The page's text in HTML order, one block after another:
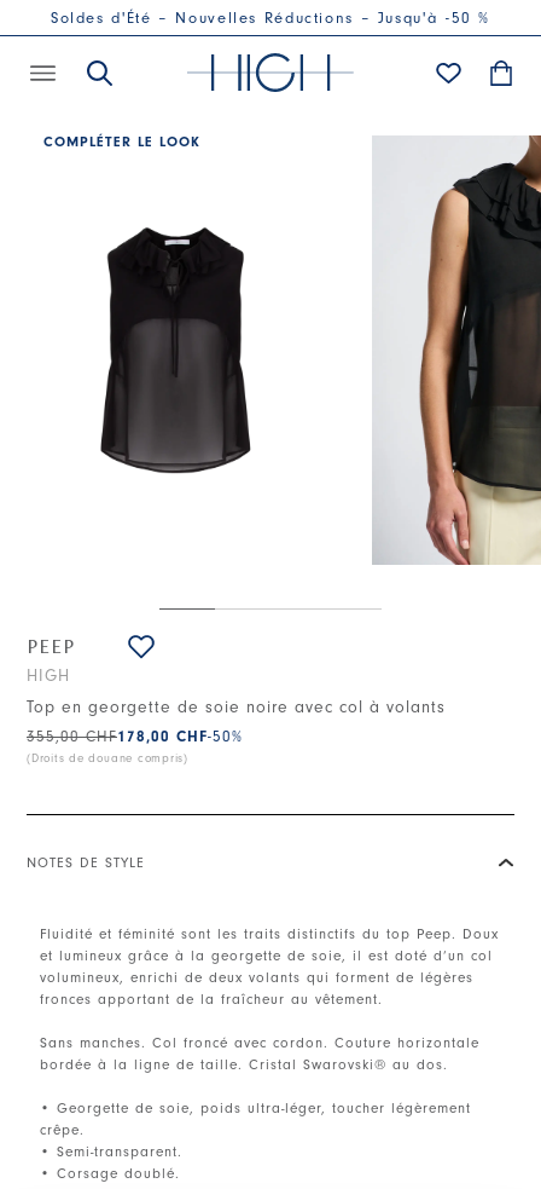
Soldes d'Été – Nouvelles Réductions – Jusqu'à -50 %
COMPLÉTER LE LOOK
PEEP
HIGH
Top en georgette de soie noire avec col à volants
178,00 CHF
355,00 CHF -50%
(Droits de douane compris)
NOTES DE STYLE
Fluidité et féminité sont les traits distinctifs du top Peep. Doux
et lumineux grâce à la georgette de soie, il est doté d’un col
volumineux, enrichi de deux volants qui forment de légères
fronces apportant de la fraîcheur au vêtement.
Sans manches. Col froncé avec cordon. Couture horizontale
bordée à la ligne de taille. Cristal Swarovski® au dos.
• Georgette de soie, poids ultra-léger, toucher légèrement
crêpe.
• Semi-transparent.
• Corsage doublé.